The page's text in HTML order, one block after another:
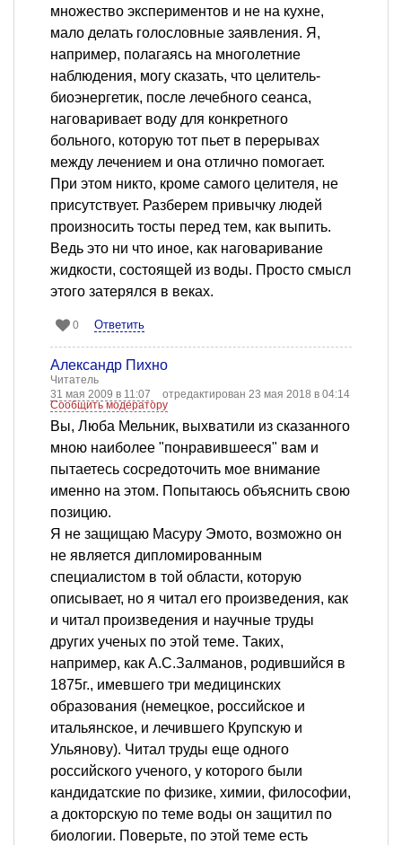
множество экспериментов и не на кухне,
мало делать голословные заявления. Я,
например, полагаясь на многолетние
наблюдения, могу сказать, что целитель-
биоэнергетик, после лечебного сеанса,
наговаривает воду для конкретного
больного, которую тот пьет в перерывах
между лечением и она отлично помогает.
При этом никто, кроме самого целителя, не
присутствует. Разберем привычку людей
произносить тосты перед тем, как выпить.
Ведь это ни что иное, как наговаривание
жидкости, состоящей из воды. Просто смысл
этого затерялся в веках.
0 Ответить
Александр Пихно
Читатель
31 мая 2009 в 11:07
отредактирован 23 мая 2018 в 04:14
Сообщить модератору
Вы, Люба Мельник, выхватили из сказанного
мною наиболее "понравившееся" вам и
пытаетесь сосредоточить мое внимание
именно на этом. Попытаюсь объяснить свою
позицию.
Я не защищаю Масуру Эмото, возможно он
не является дипломированным
специалистом в той области, которую
описывает, но я читал его произведения, как
и читал произведения и научные труды
других ученых по этой теме. Таких,
например, как А.С.Залманов, родившийся в
1875г., имевшего три медицинских
образования (немецкое, российское и
итальянское, и лечившего Крупскую и
Ульянову). Читал труды еще одного
российского ученого, у которого были
кандидатские по физике, химии, философии,
а докторскую по теме воды он защитил по
биологии. Поверьте, по этой теме есть